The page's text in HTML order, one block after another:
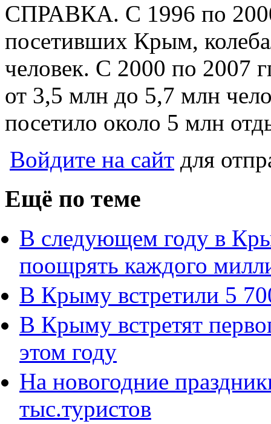
СПРАВКА. С 1996 по 2000
посетивших Крым,
человек. С 2000 по 2007
от 3,5 млн до 5,7 млн
посетило около 5 млн
Войдите на сайт для
Ещё по теме
В следующем году в
поощрять каждого
В Крыму встретили 5
В Крыму встретят
этом году
На новогодние
тыс.туристов